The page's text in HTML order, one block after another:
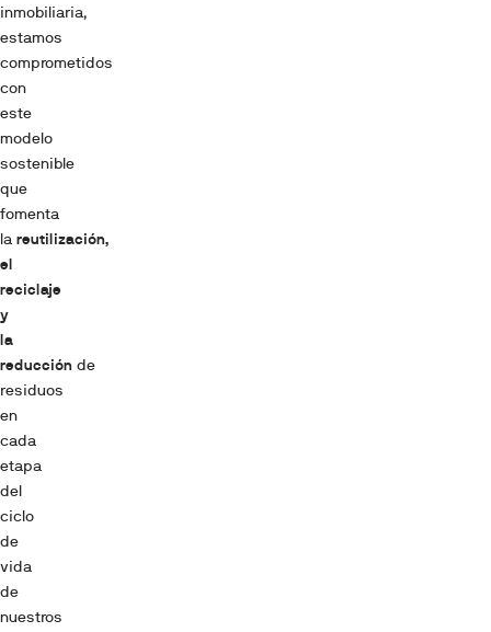
inmobiliaria,
estamos
comprometidos
con
este
modelo
sostenible
que
fomenta
la reutilización,
el
reciclaje
y
la
reducción de
residuos
en
cada
etapa
del
ciclo
de
vida
de
nuestros